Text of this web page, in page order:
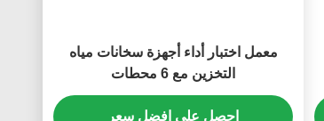
معمل اختبار أداء أجهزة سخانات مياه
التخزين مع 6 محطات
احصل على افضل سعر